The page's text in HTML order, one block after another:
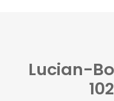
Lucian-